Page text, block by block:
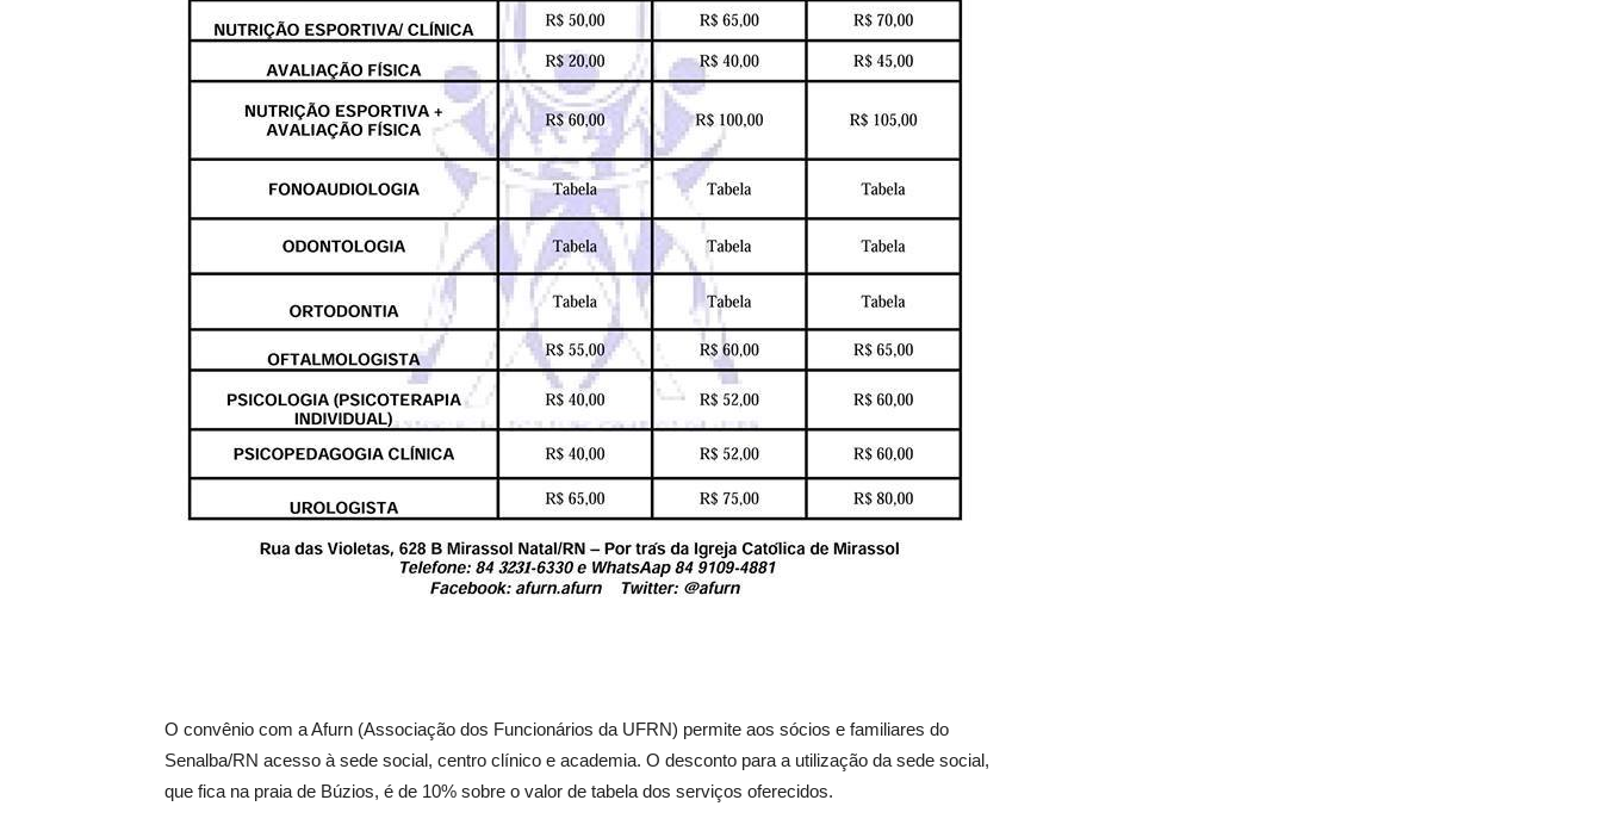
O convênio com a Afurn (Associação dos Funcionários da UFRN) permite aos sócios e familiares do
Senalba/RN acesso à sede social, centro clínico e academia. O desconto para a utilização da sede social,
que fica na praia de Búzios, é de 10% sobre o valor de tabela dos serviços oferecidos.